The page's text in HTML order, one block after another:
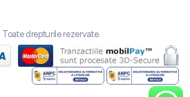
drepturile rezervate.